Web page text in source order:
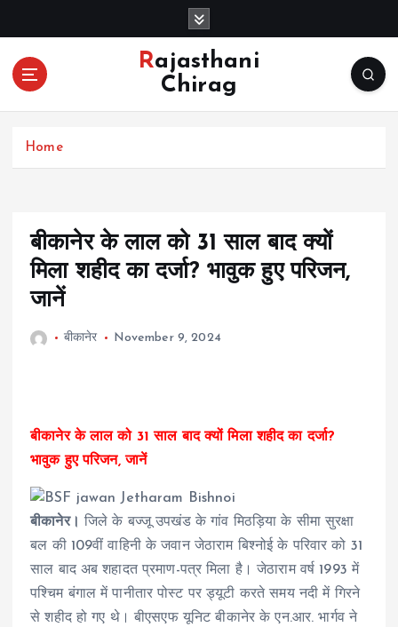
o
Rajasthani
Chirag
Home
बीकानेर के लाल को 31 साल बाद क्यों
मिला शहीद का दर्जा? भावुक हुए परिजन,
जानें
बीकानेर November 9, 2024
बीकानेर के लाल को 31 साल बाद क्यों मिला शहीद का दर्जा?
भावुक हुए परिजन, जानें
बीकानेर।
जिले के बज्जू उपखंड के गांव मिठड़िया के सीमा सुरक्षा
बल की 109वीं वाहिनी के जवान जेठाराम बिश्नोई के परिवार को 31
साल बाद अब शहादत प्रमाण-पत्र मिला है। जेठाराम वर्ष 1993 में
पश्चिम बंगाल में पानीतार पोस्ट पर ड्यूटी करते समय नदी में गिरने
से शहीद हो गए थे। बीएसएफ यूनिट बीकानेर के एन.आर. भार्गव ने